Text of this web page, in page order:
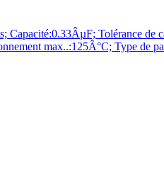
Tolérance
max..:125Â°C; Type